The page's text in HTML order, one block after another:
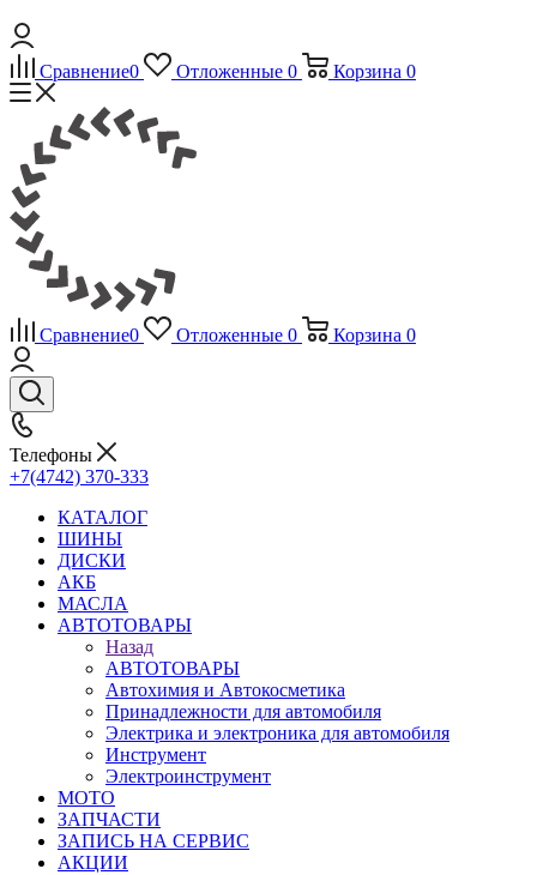
Сравнение0 Отложенные 0 Корзина 0
Сравнение0 Отложенные 0 Корзина 0
Телефоны
+7(4742) 370-333
КАТАЛОГ
ШИНЫ
ДИСКИ
АКБ
МАСЛА
АВТОТОВАРЫ
Назад
АВТОТОВАРЫ
Автохимия и Автокосметика
Принадлежности для автомобиля
Электрика и электроника для автомобиля
Инструмент
Электроинструмент
МОТО
ЗАПЧАСТИ
ЗАПИСЬ НА СЕРВИС
АКЦИИ